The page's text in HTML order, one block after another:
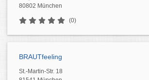
80802 München
(0)
BRAUTfeeling
St.-Martin-Str. 18